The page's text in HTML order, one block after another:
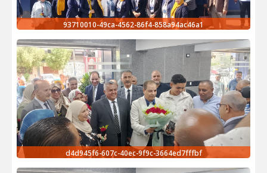
93710010-49ca-4562-86f4-858a94ac46a1
d4d945f6-607c-40ec-9f9c-3664ed7fffbf